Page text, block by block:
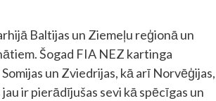
Baltijas un Ziemeļu reģionā un
Šogad FIA NEZ kartinga
un Zviedrijas, kā arī Norvēģijas,
ir pierādījušas sevi kā spēcīgas un